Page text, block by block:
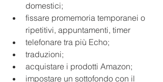
domestici;
fissare promemoria temporanei o
ripetitivi, appuntamenti, timer
telefonare tra più Echo;
traduzioni;
acquistare i prodotti Amazon;
impostare un sottofondo con il